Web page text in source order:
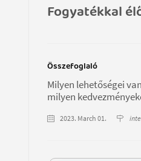
Fogyatékkal
Összefoglaló
Milyen lehetőségei
milyen
2023. March 01.